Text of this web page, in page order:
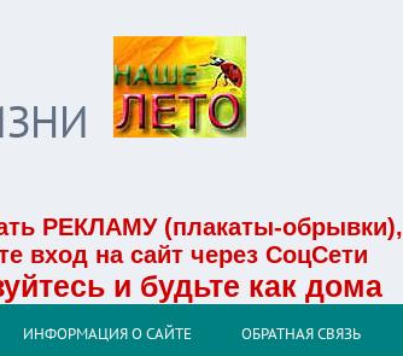
РЕКЛАМУ (плакаты-обрывки),
вход на сайт через СоцСети
и будьте как дома
ИНФОРМАЦИЯ О САЙТЕ ОБРАТНАЯ СВЯЗЬ